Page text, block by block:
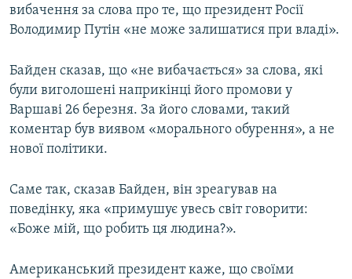
Усі сайти RFE/RL
вибачення за слова про те, що президент Росії
Володимир Путін «не може залишатися при владі».
Байден сказав, що «не вибачається» за слова, які
були виголошені наприкінці його промови у
Варшаві 26 березня. За його словами, такий
коментар був виявом «морального обурення», а не
нової політики.
Саме так, сказав Байден, він зреагував на
поведінку, яка «примушує увесь світ говорити:
«Боже мій, що робить ця людина?».
Американський президент каже, що своїми